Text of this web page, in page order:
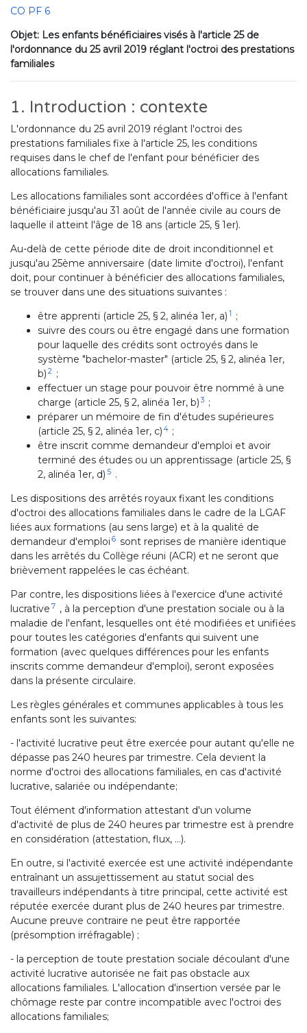
CO PF 6
Objet: Les enfants bénéficiaires visés à l'article 25 de
l'ordonnance du 25 avril 2019 réglant l'octroi des prestations
familiales
1. Introduction : contexte
L'ordonnance du 25 avril 2019 réglant l'octroi des
prestations familiales fixe à l'article 25, les conditions
requises dans le chef de l'enfant pour bénéficier des
allocations familiales.
Les allocations familiales sont accordées d'office à l'enfant
bénéficiaire jusqu'au 31 août de l'année civile au cours de
laquelle il atteint l'âge de 18 ans (article 25, § 1er).
Au-delà de cette période dite de droit inconditionnel et
jusqu'au 25ème anniversaire (date limite d'octroi), l'enfant
doit, pour continuer à bénéficier des allocations familiales,
se trouver dans une des situations suivantes :
être apprenti (article 25, § 2, alinéa 1er, a) 1
;
suivre des cours ou être engagé dans une formation
pour laquelle des crédits sont octroyés dans le
système "bachelor-master" (article 25, § 2, alinéa 1er,
b) 2
;
effectuer un stage pour pouvoir être nommé à une
charge (article 25, § 2, alinéa 1er, b) 3 ;
préparer un mémoire de fin d'études supérieures
(article 25, § 2, alinéa 1er, c) 4 ;
être inscrit comme demandeur d'emploi et avoir
terminé des études ou un apprentissage (article 25, §
2, alinéa 1er, d) 5 .
Les dispositions des arrêtés royaux fixant les conditions
d'octroi des allocations familiales dans le cadre de la LGAF
liées aux formations (au sens large) et à la qualité de
demandeur d'emploi 6 sont reprises de manière identique
dans les arrêtés du Collège réuni (ACR) et ne seront que
brièvement rappelées le cas échéant.
Par contre, les dispositions liées à l'exercice d'une activité
lucrative 7 , à la perception d'une prestation sociale ou à la
maladie de l'enfant, lesquelles ont été modifiées et unifiées
pour toutes les catégories d'enfants qui suivent une
formation (avec quelques différences pour les enfants
inscrits comme demandeur d'emploi), seront exposées
dans la présente circulaire.
Les règles générales et communes applicables à tous les
enfants sont les suivantes:
- l'activité lucrative peut être exercée pour autant qu'elle ne
dépasse pas 240 heures par trimestre. Cela devient la
norme d'octroi des allocations familiales, en cas d'activité
lucrative, salariée ou indépendante;
Tout élément d'information attestant d'un volume
d'activité de plus de 240 heures par trimestre est à prendre
en considération (attestation, flux, …).
En outre, si l'activité exercée est une activité indépendante
entraînant un assujettissement au statut social des
travailleurs indépendants à titre principal, cette activité est
réputée exercée durant plus de 240 heures par trimestre.
Aucune preuve contraire ne peut être rapportée
(présomption irréfragable) ;
- la perception de toute prestation sociale découlant d'une
activité lucrative autorisée ne fait pas obstacle aux
allocations familiales. L'allocation d'insertion versée par le
chômage reste par contre incompatible avec l'octroi des
allocations familiales;